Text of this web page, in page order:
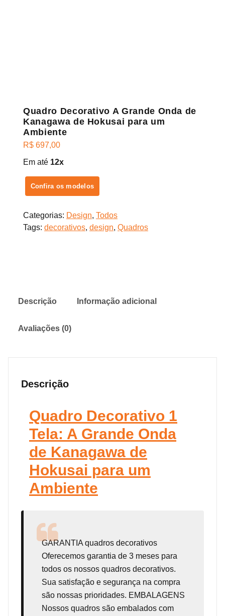
Quadro Decorativo A Grande Onda de
Kanagawa de Hokusai para um
Ambiente
R$ 697,00
Em até 12x
Confira os modelos
Categorias: Design, Todos
Tags: decorativos, design, Quadros
Descrição Informação adicional
Avaliações (0)
Descrição
Quadro Decorativo 1
Tela: A Grande Onda
de Kanagawa de
Hokusai para um
Ambiente
GARANTIA quadros decorativos
Oferecemos garantia de 3 meses para
todos os nossos quadros decorativos.
Sua satisfação e segurança na compra
são nossas prioridades. EMBALAGENS
Nossos quadros são embalados com